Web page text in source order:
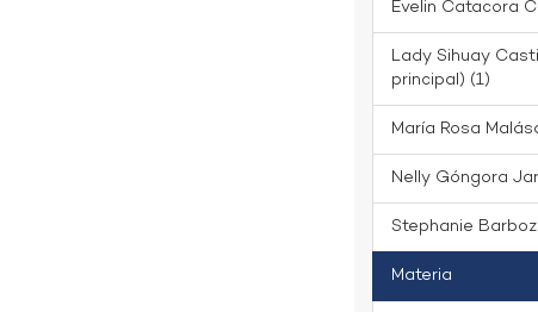
Evelin Catacora
Lady Sihuay
principal) (1)
María Rosa
Nelly Góngora
Stephanie
Materia